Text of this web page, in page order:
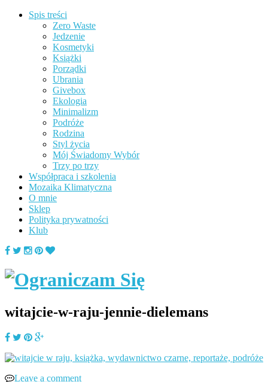
Spis treści
Zero Waste
Jedzenie
Kosmetyki
Książki
Porządki
Ubrania
Givebox
Ekologia
Minimalizm
Podróże
Rodzina
Styl życia
Mój Świadomy Wybór
Trzy po trzy
Współpraca i szkolenia
Mozaika Klimatyczna
O mnie
Sklep
Polityka prywatności
Klub
witajcie-w-raju-jennie-dielemans
Leave a comment